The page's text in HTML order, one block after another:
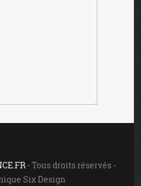
- Tous droits réservés -
Six Design